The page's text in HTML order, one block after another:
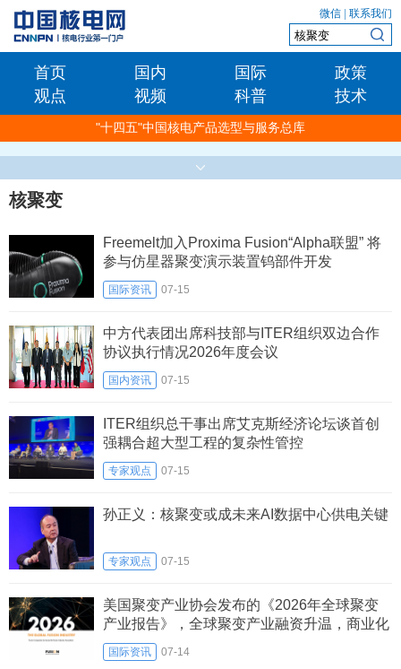
微信 联系我们
首页 国内 国际
政策
观点
视频 科普 技术
"十四五"中国核电产品选型与服务总库
核聚变
Freemelt加入Proxima Fusion“Alpha联盟” 将
参与仿星器聚变演示装置钨部件开发
国际资讯 07-15
中方代表团出席科技部与ITER组织双边合作
协议执行情况2026年度会议
国内资讯 07-15
ITER组织总干事出席艾克斯经济论坛谈首创
强耦合超大型工程的复杂性管控
专家观点 07-15
孙正义：核聚变或成未来AI数据中心供电关键
专家观点 07-15
美国聚变产业协会发布的《2026年全球聚变
产业报告》，全球聚变产业融资升温，商业化
竞赛进入关键十年
国际资讯 07-14